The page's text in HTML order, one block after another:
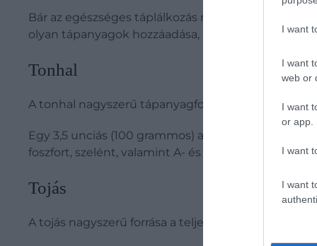
I want
I want
web or
I want
or app.
I want
I want
Bár az egészséges táplálkozás részeként
olyan tápanyagok hozzáadása, amelyek
Tonhal
A tonhal nagyszerű tápanyagforrás, beleértve a
Egy 3,5 unciás (100 grammos) adag főtt tonhal a
foszfort, szelént, valamint A- és B3-vitamint is.
Tojás
A tojás nagyszerű forrása a teljes értékű